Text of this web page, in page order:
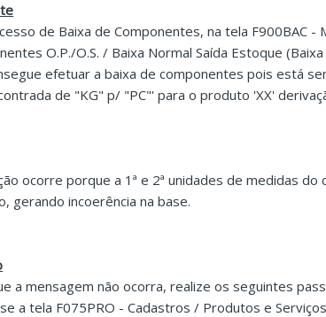
de Baixa de Componentes, na tela F900BAC -
O.P./O.S. / Baixa Normal Saída Estoque
efetuar a baixa de componentes pois está
de "KG" p/ "PC"' para o produto 'XX'
ocorre porque a 1ª e 2ª unidades de medidas
gerando incoerência na base.
a mensagem não ocorra, realize os seguintes
a tela F075PRO - Cadastros / Produtos e